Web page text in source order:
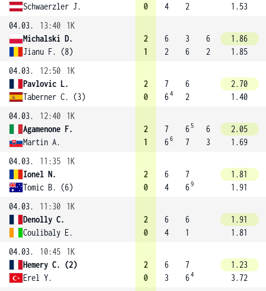
Schwaerzler J.
0
4
2
1.53
04.03.
13:40
1K
Michalski D.
Jianu F. (8)
2
1
6
2
3
6
6
2
1.86
1.85
04.03.
12:50
1K
Pavlovic L.
Taberner C. (3)
2
0
7
64
6
2
2.70
1.40
04.03.
12:40
1K
Agamenone F.
Martin A.
2
1
7
66
6 5
7
6
3
2.05
1.69
04.03.
11:35
1K
Ionel N.
Tomic B. (6)
2
0
6
4
7
69
1.81
1.91
04.03.
11:30
1K
Denolly C.
Coulibaly E.
2
0
6
4
6
1
1.91
1.81
04.03.
10:45
1K
Hemery C. (2)
Erel Y.
2
0
6
3
7
64
1.23
3.72